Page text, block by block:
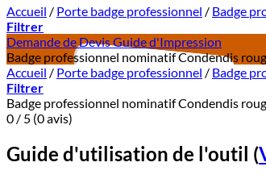
Accueil / Porte badge professionnel / Badge
Filtrer
Demande de DevisGuide d'Impression
Badge professionnel nominatif Condendis
Accueil / Porte badge professionnel / Badge
Filtrer
Badge professionnel nominatif Condendis
0 / 5 (0 avis)
Guide d'utilisation de l'outil (